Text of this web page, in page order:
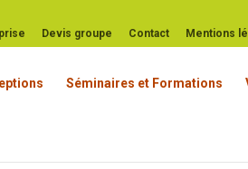
Devis groupe Contact Mentions
Séminaires et Formations